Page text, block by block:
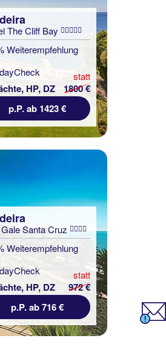
The Cliff Bay
Weiterempfehlung
HP, DZ
statt
1800 €
p.P. ab 1423 €
Santa Cruz
Weiterempfehlung
HP, DZ
statt
972 €
p.P. ab 716 €